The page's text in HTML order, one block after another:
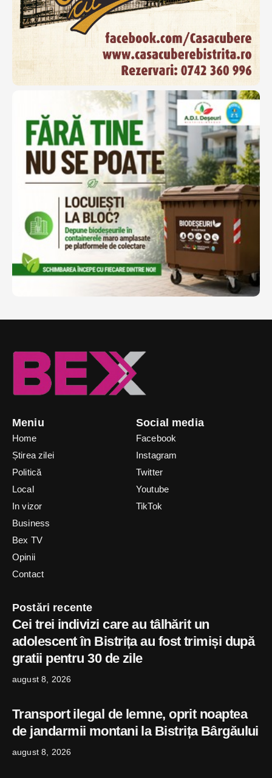
Meniu
Home
Știrea zilei
Politică
Local
In vizor
Business
Bex TV
Opinii
Contact
Social media
Facebook
Instagram
Twitter
Youtube
TikTok
Postări recente
Cei trei indivizi care au tâlhărit un
adolescent în Bistrița au fost trimiși după
gratii pentru 30 de zile
august 8, 2026
Transport ilegal de lemne, oprit noaptea
de jandarmii montani la Bistrița Bârgăului
august 8, 2026